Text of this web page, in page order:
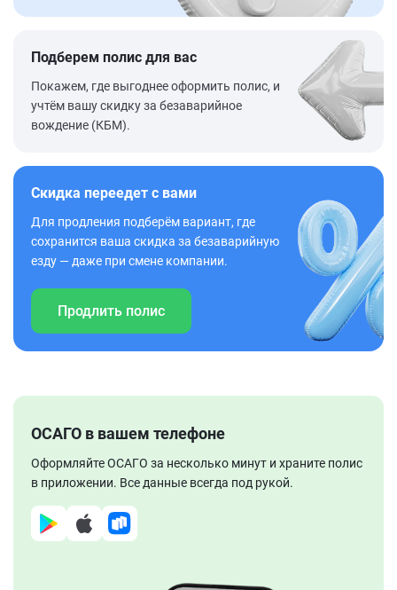
Подберем полис для вас
Покажем, где выгоднее оформить полис, и
учтём вашу скидку за безаварийное
вождение (КБМ).
Скидка переедет с вами
Для продления подберём вариант, где
сохранится ваша скидка за безаварийную
езду — даже при смене компании.
Продлить полис
ОСАГО в вашем телефоне
Оформляйте ОСАГО за несколько минут и храните полис
в приложении. Все данные всегда под рукой.